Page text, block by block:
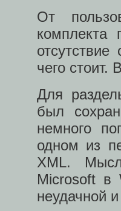
От
комплекта
чего стоит.
Для
был
немного
одном из
XML.
Microsoft в
неудачной